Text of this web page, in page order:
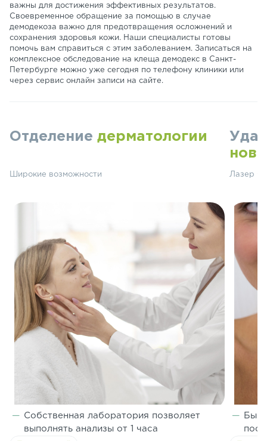
важны для достижения эффективных результатов.
Своевременное обращение за помощью в случае
демодекоза важно для предотвращения осложнений и
сохранения здоровья кожи. Наши специалисты готовы
помочь вам справиться с этим заболеванием. Записаться на
комплексное обследование на клеща демодекс в Санкт-
Петербурге можно уже сегодня по телефону клиники или
через сервис онлайн записи на сайте.
Отделение дерматологии
Широкие возможности
Собственная лаборатория позволяет
выполнять анализы от 1 часа
Лазер